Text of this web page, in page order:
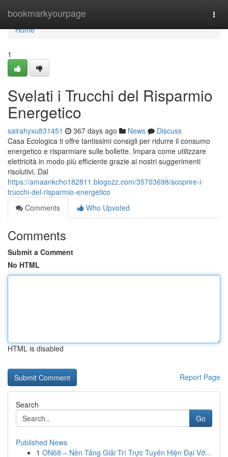
bookmarkyourpage
Home
Home
1
Svelati i Trucchi del Risparmio
Energetico
sairahyxu831451 367 days ago News
Discuss
Casa Ecologica ti offre tantissimi consigli per ridurre il consumo
energetico e risparmiare sulle bollette. Impara come utilizzare
elettricità in modo più efficiente grazie ai nostri suggerimenti
risolutivi. Dal
https://amaankcho182811.blogozz.com/35703698/scoprire-i-
trucchi-del-risparmio-energetico
Comments
Who Upvoted
Comments
Submit a Comment
No HTML
HTML is disabled
Report Page
Search
Go
Published News
1 ON68 – Nền Tảng Giải Trí Trực Tuyến Hiện Đại Vớ...